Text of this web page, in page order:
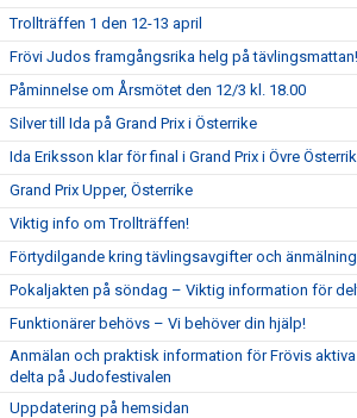
Trollträffen 1 den 12-13 april
Frövi Judos framgångsrika helg på tävlingsmattan!
Påminnelse om Årsmötet den 12/3 kl. 18.00
Silver till Ida på Grand Prix i Österrike
Ida Eriksson klar för final i Grand Prix i Övre
Grand Prix Upper, Österrike
Viktig info om Trollträffen!
Förtydilgande kring tävlingsavgifter och
Pokaljakten på söndag – Viktig information för
Funktionärer behövs – Vi behöver din hjälp!
Anmälan och praktisk information för Frövis aktiva
delta på Judofestivalen
Uppdatering på hemsidan